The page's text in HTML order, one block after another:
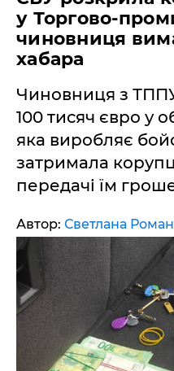
у Торгово-
чиновниця
хабара
Чиновниця з
100 тисяч євро у
яка виробляє
затримала
передачі їм
Автор: Светлана